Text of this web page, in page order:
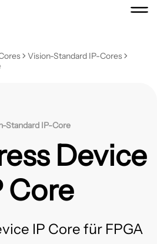
Vision-Standard IP-Cores
Standard IP-Core
Device
Core
IP Core für FPGA